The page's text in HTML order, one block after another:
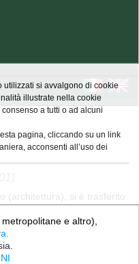
(architettura), si è trasferito
e altro),
utilizzati si avvalgono di cookie
illustrate nella cookie
a tutti o ad alcuni
pagina, cliccando su un link
acconsenti all’uso dei